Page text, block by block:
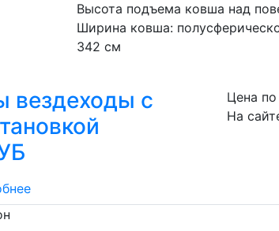
Высота подъема ковша над
Ширина ковша:
342 см
вездеходы с
Цена
На